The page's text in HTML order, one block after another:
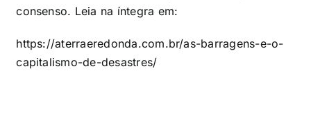
consenso. Leia na íntegra em:
https://aterraeredonda.com.br/as-barragens-e-o-
capitalismo-de-desastres/